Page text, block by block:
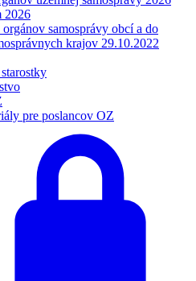
2026
samosprávy obcí a do
krajov 29.10.2022
pre poslancov OZ